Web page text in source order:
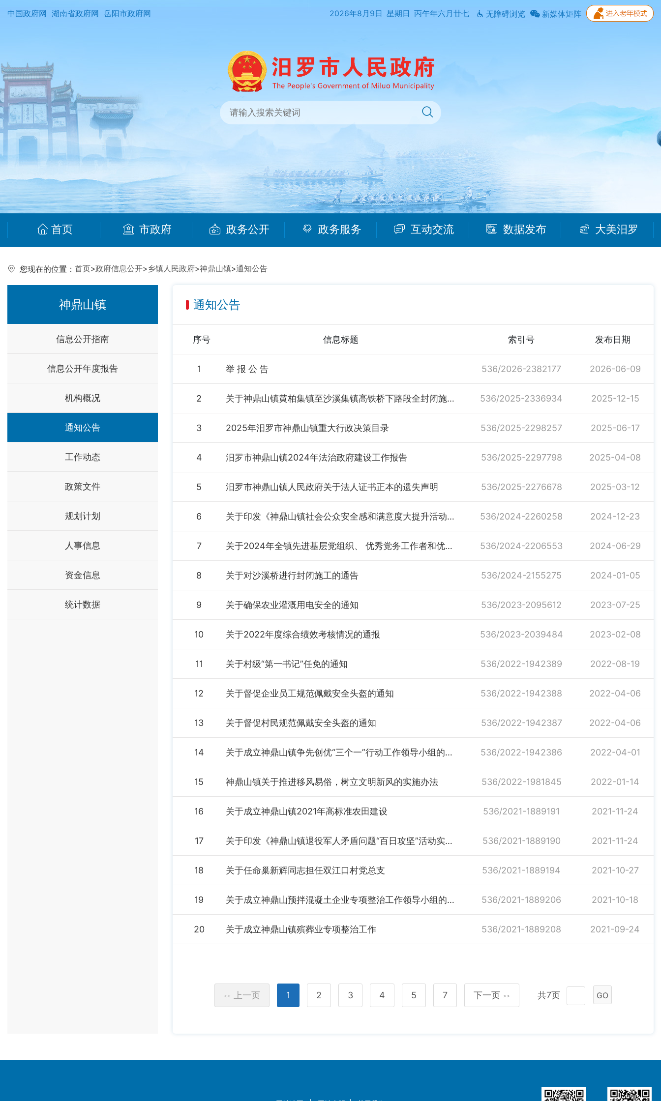
中国政府网 湖南省政府网 岳阳市政府网 2026年8月9日 星期日 丙午年六月廿七 无障碍浏览 新媒体矩阵
首页 市政府 政务公开 政务服务 互动交流 数据发布 大美汨罗
您现在的位置： 首页>政府信息公开>乡镇人民政府>神鼎山镇>通知公告
神鼎山镇
信息公开指南
信息公开年度报告
机构概况
通知公告
工作动态
政策文件
规划计划
人事信息
资金信息
统计数据
通知公告
序号 信息标题 索引号 发布日期
1 举 报 公 告 536/2026-2382177 2026-06-09
2 关于神鼎山镇黄柏集镇至沙溪集镇高铁桥下路段全封闭施工的通知 536/2025-2336934 2025-12-15
3 2025年汨罗市神鼎山镇重大行政决策目录 536/2025-2298257 2025-06-17
4 汨罗市神鼎山镇2024年法治政府建设工作报告 536/2025-2297798 2025-04-08
5 汨罗市神鼎山镇人民政府关于法人证书正本的遗失声明 536/2025-2276678 2025-03-12
6 关于印发《神鼎山镇社会公众安全感和满意度大提升活动实施方案》的通知 536/2024-2260258 2024-12-23
7 关于2024年全镇先进基层党组织、 优秀党务工作者和优秀共产党员的表彰通报 536/2024-2206553 2024-06-29
8 关于对沙溪桥进行封闭施工的通告 536/2024-2155275 2024-01-05
9 关于确保农业灌溉用电安全的通知 536/2023-2095612 2023-07-25
10 关于2022年度综合绩效考核情况的通报 536/2023-2039484 2023-02-08
11 关于村级“第一书记”任免的通知 536/2022-1942389 2022-08-19
12 关于督促企业员工规范佩戴安全头盔的通知 536/2022-1942388 2022-04-06
13 关于督促村民规范佩戴安全头盔的通知 536/2022-1942387 2022-04-06
14 关于成立神鼎山镇争先创优“三个一”行动工作领导小组的通知 536/2022-1942386 2022-04-01
15 神鼎山镇关于推进移风易俗，树立文明新风的实施办法 536/2022-1981845 2022-01-14
16 关于成立神鼎山镇2021年高标准农田建设 536/2021-1889191 2021-11-24
17 关于印发《神鼎山镇退役军人矛盾问题“百日攻坚”活动实施方案》的通知 536/2021-1889190 2021-11-24
18 关于任命巢新辉同志担任双江口村党总支 536/2021-1889194 2021-10-27
19 关于成立神鼎山预拌混凝土企业专项整治工作领导小组的通知 536/2021-1889206 2021-10-18
20 关于成立神鼎山镇殡葬业专项整治工作 536/2021-1889208 2021-09-24
<< 上一页 1 2 3 4 5 7 下一页 >> 共7页 GO